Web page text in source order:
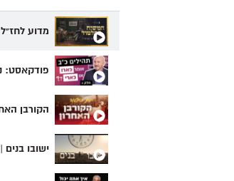
מדוע
פודקאסט:
הקורבן
ישובו בנים